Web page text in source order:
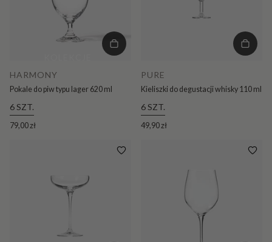
HARMONY
Pokale do piw typu lager 620 ml
6 SZT.
79,00 zł
PURE
Kieliszki do degustacji whisky 110 ml
6 SZT.
49,90 zł